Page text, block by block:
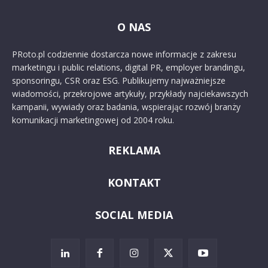
O NAS
PRoto.pl codziennie dostarcza nowe informacje z zakresu
marketingu i public relations, digital PR, employer brandingu,
sponsoringu, CSR oraz ESG. Publikujemy najważniejsze
wiadomości, przekrojowe artykuły, przykłady najciekawszych
kampanii, wywiady oraz badania, wspierając rozwój branży
komunikacji marketingowej od 2004 roku.
REKLAMA
KONTAKT
SOCIAL MEDIA